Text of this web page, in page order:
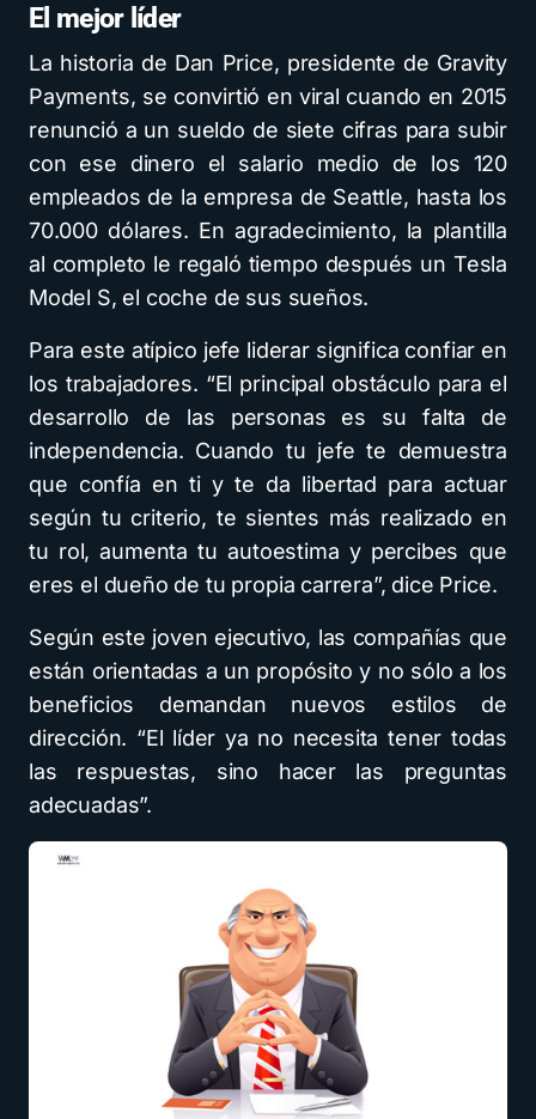
El mejor líder
La historia de Dan Price, presidente de Gravity
Payments, se convirtió en viral cuando en 2015
renunció a un sueldo de siete cifras para subir
con ese dinero el salario medio de los 120
empleados de la empresa de Seattle, hasta los
70.000 dólares. En agradecimiento, la plantilla
al completo le regaló tiempo después un Tesla
Model S, el coche de sus sueños.
Para este atípico jefe liderar significa confiar en
los trabajadores. “El principal obstáculo para el
desarrollo de las personas es su falta de
independencia. Cuando tu jefe te demuestra
que confía en ti y te da libertad para actuar
según tu criterio, te sientes más realizado en
tu rol, aumenta tu autoestima y percibes que
eres el dueño de tu propia carrera”, dice Price.
Según este joven ejecutivo, las compañías que
están orientadas a un propósito y no sólo a los
beneficios demandan nuevos estilos de
dirección. “El líder ya no necesita tener todas
las respuestas, sino hacer las preguntas
adecuadas”.